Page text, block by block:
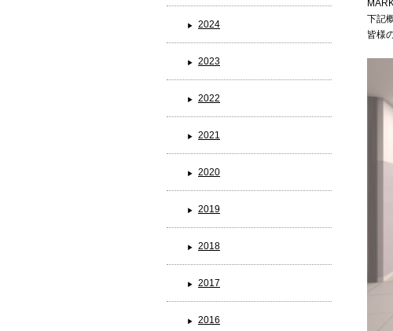
下記
皆様
2024
2023
2022
2021
2020
2019
2018
2017
2016